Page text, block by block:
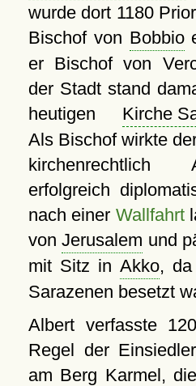
wurde dort 1180
Bischof von Bobbio
er Bischof von
der Stadt stand
heutigen Kirche
Als Bischof wirkte
kirchenrechtlich
erfolgreich
nach einer Wallfahrt
vonJerusalem und
mit Sitz in Akko, da
Sarazenen besetzt
Albert verfasste
Regel der
am Berg Karmel,